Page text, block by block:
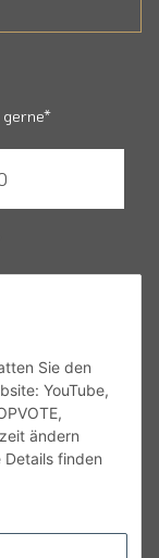
gerne*
und Samstag
Getränke
an Kinder und
Angaben bei
Sie den
YouTube,
ändern
finden